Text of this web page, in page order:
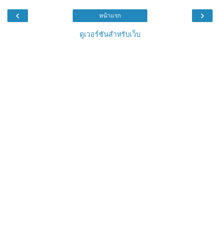
‹ ›
หน้าแรก
ดูเวอร์ชันสำหรับเว็บ